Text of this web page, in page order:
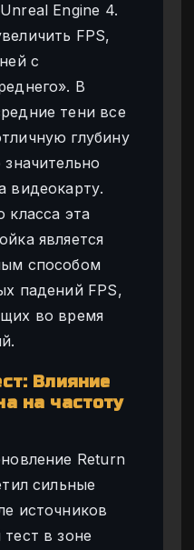
Engine 4.
FPS,
с
В
тени все
глубину
видеокарту.
класса эта
является
способом
падений FPS,
во время
Влияние
на частоту
Return
сильные
источников
в зоне